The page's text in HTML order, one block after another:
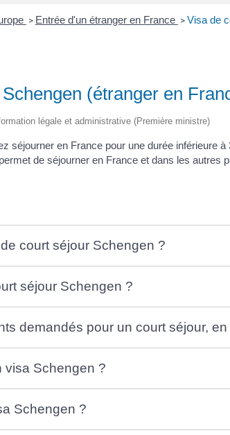
> Entrée d'un étranger en France > Visa de
(étranger en
légale et administrative (Première ministre)
séjourner en France pour une durée inférieure
de séjourner en France et dans les autres
court séjour Schengen ?
séjour Schengen ?
demandés pour un court séjour,
visa Schengen ?
Schengen ?